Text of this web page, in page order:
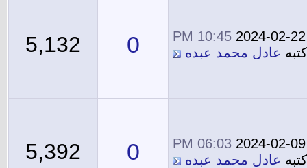
2024-02-22
10:45 PM
كتبه عادل محمد عبده 0
5,132
2024-02-09
06:03 PM
كتبه عادل محمد عبده 0
5,392